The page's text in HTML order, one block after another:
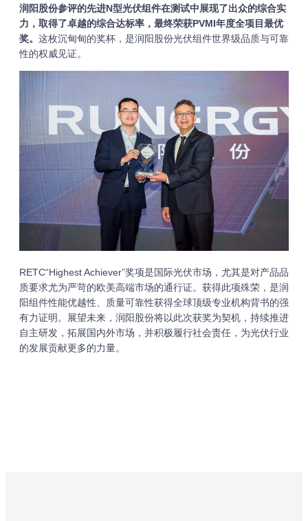
润阳股份参评的先进N型光伏组件在测试中展现了出众的综合实
力，取得了卓越的综合达标率，最终荣获PVMI年度全项目最优
奖。 这枚沉甸甸的奖杯，是润阳股份光伏组件世界级品质与可靠
性的权威见证。
RETC“Highest Achiever”奖项是国际光伏市场，尤其是对产品品
质要求尤为严苛的欧美高端市场的通行证。获得此项殊荣，是润
阳组件性能优越性、质量可靠性获得全球顶级专业机构背书的强
有力证明。展望未来，润阳股份将以此次获奖为契机，持续推进
自主研发，拓展国内外市场，并积极履行社会责任，为光伏行业
的发展贡献更多的力量。